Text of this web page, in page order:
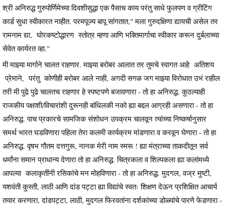
श्री अनिरुद्ध गुरुपोर्णिमेच्या दिवशीसुद्धा एक पैसाच काय परंतु साधे फुलपण व ग्रीटिंग
कार्ड सुधा स्वीकारत नाहीत. परमपूज्य बापू सांगतात," मला गुरुदक्षिणा द्यायची असेल तर
रामनाम द्या, घोरकष्टोद्धारण स्तोत्र म्हणा आणि भक्तिमार्गाचा स्वीकार करून दुर्बलाच्या
सेवेत कार्यरत व्हा."
मी माझ्या मार्गाने चालत राहणार. माझ्या बरोबर आलात तर तुमचे स्वागत आहे अतिशय
प्रेमाने, परंतु कोणीही बरोबर आले नाही, अगदी सगळ जग माझ्या विरोधात उभं राहील
तरी मी पुढे पुढे चालतच राहणार हे स्पष्टपणे बजावणारा - तो हा अनिरुद्ध. कुठल्याही
राजकीय पक्षाशी/विचारांशी दुरूनही बांधिलकी नको ह्या बद्दल आग्रही असणारा - तो हा
अनिरुद्ध. पाच प्रकारचे सामजिक संशोधन उपक्रम चालवून त्यांच्या निष्कर्षानुसार
समर्थ भारत घडविणारा पहिला तेरा कलमी कार्यक्रम मांडणारा व करवून घेणारा - तो हा
अनिरुद्ध. वृषभ गौतम दत्तगुरू, नानक मेरी नाम स्मरू ! ह्या मंत्राच्या ताकदीतून सर्व
धर्मांना समान प्राधान्य देणारा तो हा अनिरुद्ध. चित्रकला व शिल्पकला ह्या कलांमध्ये
आपल्या कलाकृतींनी रसिकांचे मन मोहविणारा - तो हा अनिरुद्ध. मुदगल, वज्र मुष्टी,
यशवंती कुस्ती, लाठी आणि दांड पट्टा ह्या विद्यांचे स्वतः शिक्षण देऊन प्रशिक्षित आचार्य
तयार करणारा, दांडपट्टा, लाठी, मुदगल फिरवतांना दर्शकांच्या डोळ्यांचे पारणे फेडणारा -